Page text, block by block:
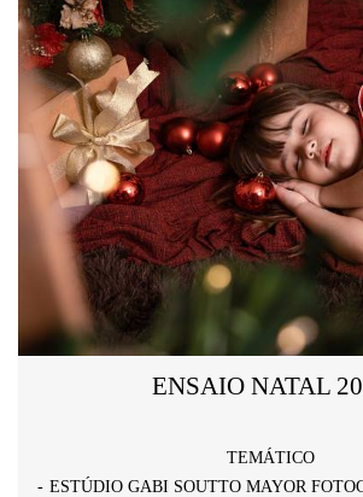
ENSAIO NATAL
TEMÁTICO
ESTÚDIO GABI SOUTTO MAYOR